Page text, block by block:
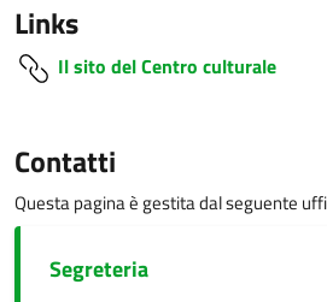
Links
Il sito del Centro culturale
Contatti
Questa pagina è gestita dal seguente
Segreteria